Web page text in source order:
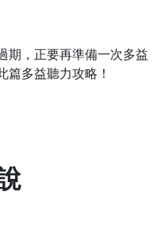
期，正要再準備一次多益
多益聽力攻略！